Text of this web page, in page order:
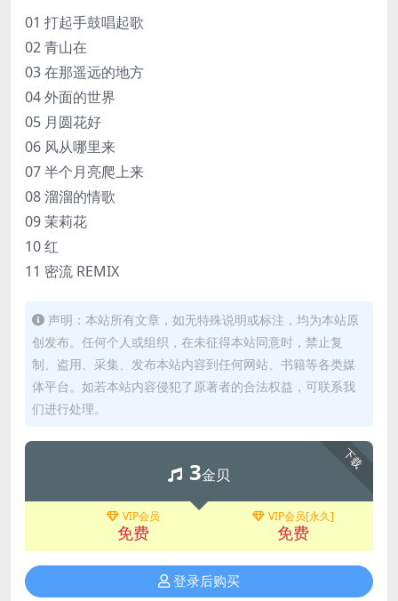
01 打起手鼓唱起歌
02 青山在
03 在那遥远的地方
04 外面的世界
05 月圆花好
06 风从哪里来
07 半个月亮爬上来
08 溜溜的情歌
09 茉莉花
10 红
11 密流 REMIX
声明：本站所有文章，如无特殊说明或标注，均为本站原
创发布。任何个人或组织，在未征得本站同意时，禁止复
制、盗用、采集、发布本站内容到任何网站、书籍等各类媒
体平台。如若本站内容侵犯了原著者的合法权益，可联系我
们进行处理。
下载
3金贝
VIP会员
免费
VIP会员[永久]
免费
登录后购买